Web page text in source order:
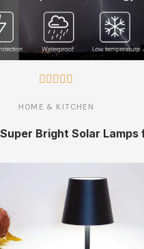
    
HOME & KITCHEN